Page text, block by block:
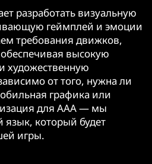
разработать визуальную
геймплей и эмоции
требования движков,
высокую
художественную
от того, нужна ли
графика или
для AAA — мы
который будет
игры.